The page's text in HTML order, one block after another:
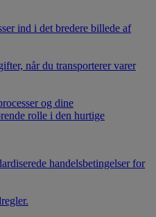
ind i det bredere billede af
når du transporterer varer
og dine
rolle i den hurtige
handelsbetingelser for